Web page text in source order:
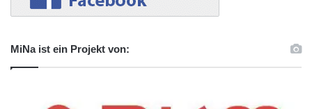
MiNa ist ein Projekt von: